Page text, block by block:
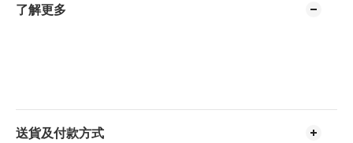
了解更多
送貨及付款方式